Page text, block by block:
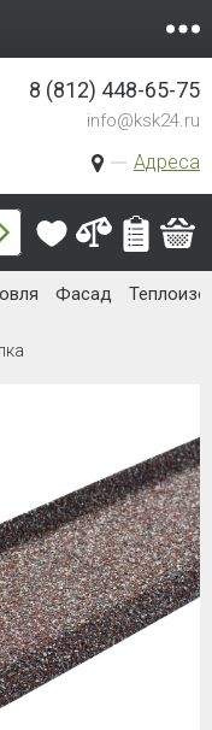
Адреса
8 (812) 448-65-75
info@ksk24.ru
Фасад